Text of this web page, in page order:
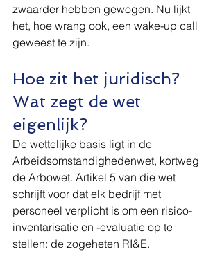
zwaarder hebben gewogen. Nu lijkt
het, hoe wrang ook, een wake-up call
geweest te zijn.
Hoe zit het juridisch?
Wat zegt de wet
eigenlijk?
De wettelijke basis ligt in de
Arbeidsomstandighedenwet, kortweg
de Arbowet. Artikel 5 van die wet
schrijft voor dat elk bedrijf met
personeel verplicht is om een risico-
inventarisatie en -evaluatie op te
stellen: de zogeheten RI&E.